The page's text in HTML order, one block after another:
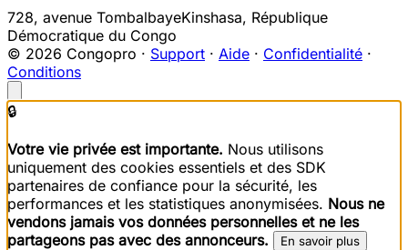
728, avenue TombalbayeKinshasa, République
Démocratique du Congo
© 2026 Congopro · Support · Aide · Confidentialité ·
Conditions
🔒
Votre vie privée est importante. Nous utilisons
uniquement des cookies essentiels et des SDK
partenaires de confiance pour la sécurité, les
performances et les statistiques anonymisées. Nous ne
vendons jamais vos données personnelles et ne les
partageons pas avec des annonceurs.
En savoir plus